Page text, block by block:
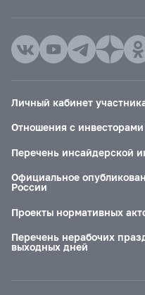
Личный кабинет
Отношения с инвесторами
Перечень инсайдерской
Официальное
России
Проекты нормативных
Перечень нерабочих
выходных дней